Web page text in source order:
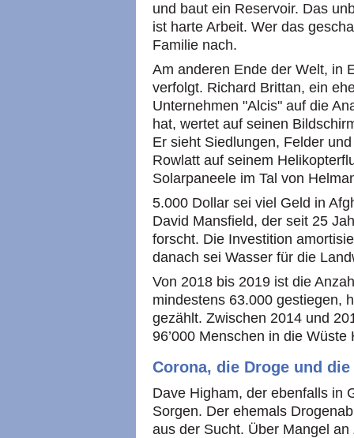
und baut ein Reservoir. Das
ist harte Arbeit. Wer das
Familie nach.
Am anderen Ende der Welt, in
verfolgt. Richard Brittan, ein
Unternehmen "Alcis" auf die
hat, wertet auf seinen
Er sieht Siedlungen, Felder
Rowlatt auf seinem
Solarpaneele im Tal von
5.000 Dollar sei viel Geld in
David Mansfield, der seit 25
forscht. Die Investition
danach sei Wasser für die
Von 2018 bis 2019 ist die
mindestens 63.000 gestiegen,
gezählt. Zwischen 2014 und
96’000 Menschen in die
Corona, die Droge und
Dave Higham, der ebenfalls in
Sorgen. Der ehemals
aus der Sucht. Über Mangel